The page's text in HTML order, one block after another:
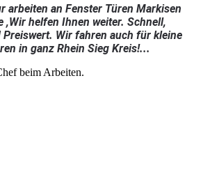
arbeiten an Fenster Türen Markisen
,Wir helfen Ihnen weiter. Schnell,
Preiswert. Wir fahren auch für kleine
in ganz Rhein Sieg Kreis!...
beim Arbeiten.